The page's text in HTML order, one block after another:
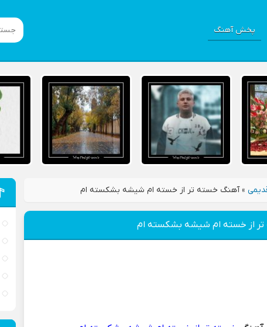
پخش آهنگ
»آهنگ خسته تر از خسته ام شیشه بشکسته ام
از خسته ام شیشه بشکسته ام